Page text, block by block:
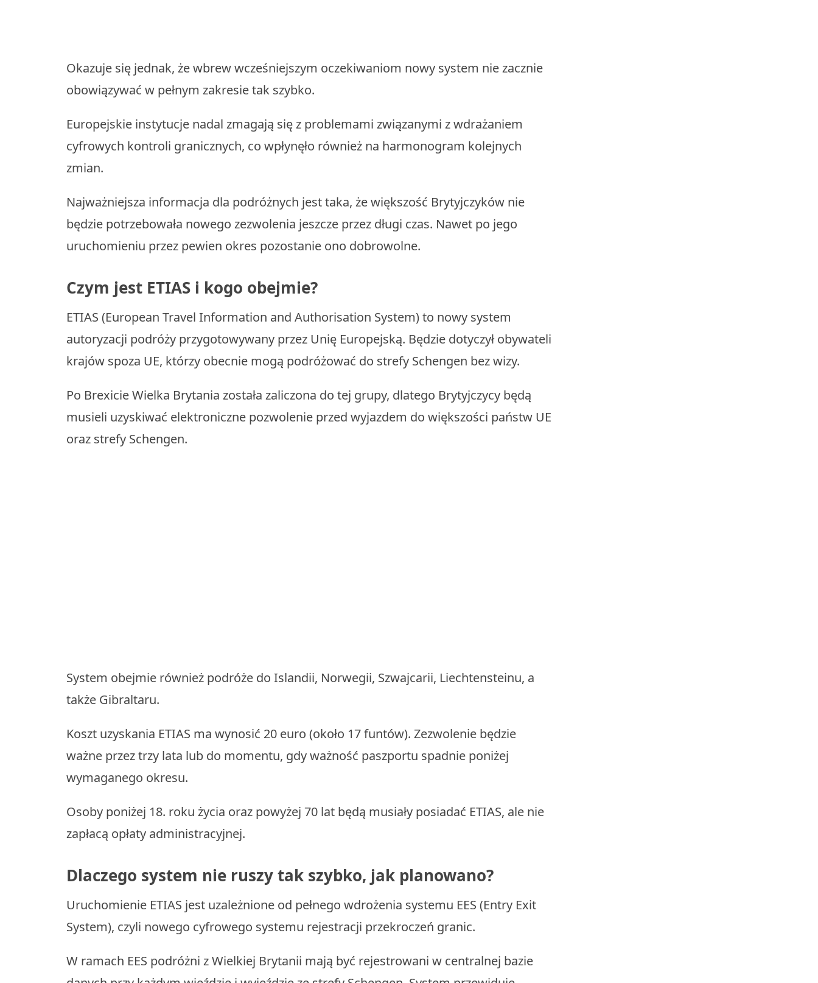
Okazuje się jednak, że wbrew wcześniejszym oczekiwaniom nowy system nie zacznie
obowiązywać w pełnym zakresie tak szybko.
Europejskie instytucje nadal zmagają się z problemami związanymi z wdrażaniem
cyfrowych kontroli granicznych, co wpłynęło również na harmonogram kolejnych
zmian.
Najważniejsza informacja dla podróżnych jest taka, że większość Brytyjczyków nie
będzie potrzebowała nowego zezwolenia jeszcze przez długi czas. Nawet po jego
uruchomieniu przez pewien okres pozostanie ono dobrowolne.
Czym jest ETIAS i kogo obejmie?
ETIAS (European Travel Information and Authorisation System) to nowy system
autoryzacji podróży przygotowywany przez Unię Europejską. Będzie dotyczył obywateli
krajów spoza UE, którzy obecnie mogą podróżować do strefy Schengen bez wizy.
Po Brexicie Wielka Brytania została zaliczona do tej grupy, dlatego Brytyjczycy będą
musieli uzyskiwać elektroniczne pozwolenie przed wyjazdem do większości państw UE
oraz strefy Schengen.
System obejmie również podróże do Islandii, Norwegii, Szwajcarii, Liechtensteinu, a
także Gibraltaru.
Koszt uzyskania ETIAS ma wynosić 20 euro (około 17 funtów). Zezwolenie będzie
ważne przez trzy lata lub do momentu, gdy ważność paszportu spadnie poniżej
wymaganego okresu.
Osoby poniżej 18. roku życia oraz powyżej 70 lat będą musiały posiadać ETIAS, ale nie
zapłacą opłaty administracyjnej.
Dlaczego system nie ruszy tak szybko, jak planowano?
Uruchomienie ETIAS jest uzależnione od pełnego wdrożenia systemu EES (Entry Exit
System), czyli nowego cyfrowego systemu rejestracji przekroczeń granic.
W ramach EES podróżni z Wielkiej Brytanii mają być rejestrowani w centralnej bazie